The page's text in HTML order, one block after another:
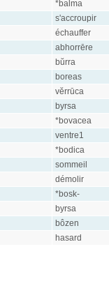
*balma
s'accroupir
échauffer
abhorrēre
bŭrra
boreas
vĕrrūca
byrsa
*bovacea
ventre1
*bodica
sommeil
démolir
*bosk-
byrsa
bôzen
hasard